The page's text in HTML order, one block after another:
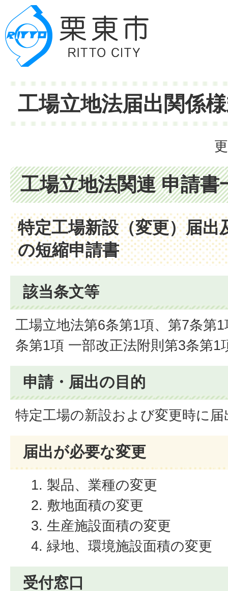
工場立地法届出関係
工場立地法関連 申請書
特定工場新設（変更）届出
の短縮申請書
該当条文等
工場立地法第6条第1項、第7条第
条第1項 一部改正法附則第3条第1
申請・届出の目的
特定工場の新設および変更時に
届出が必要な変更
製品、業種の変更
敷地面積の変更
生産施設面積の変更
緑地、環境施設面積の変更
受付窓口